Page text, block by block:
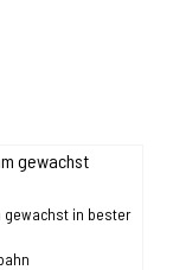
gewachst
gewachst in bester